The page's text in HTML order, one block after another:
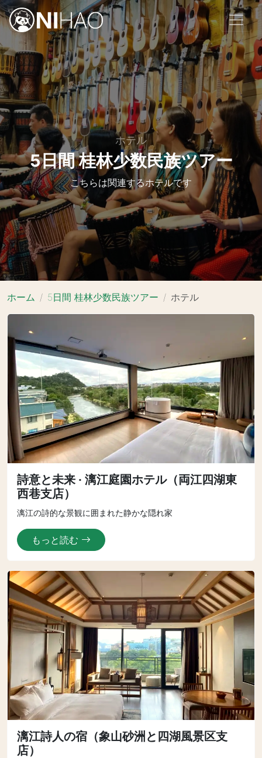
ホテル
5日間 桂林少数民族ツアー
こちらは関連するホテルです
ホーム 5日間 桂林少数民族ツアー ホテル
詩意と未来 · 漓江庭園ホテル（両江四湖東
西巷支店）
漓江の詩的な景観に囲まれた静かな隠れ家
もっと読む
漓江詩人の宿（象山砂洲と四湖風景区支
店）